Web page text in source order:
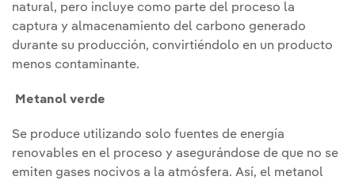
natural, pero incluye como parte del proceso la
captura y almacenamiento del carbono generado
durante su producción, convirtiéndolo en un producto
menos contaminante.
Metanol verde
Se produce utilizando solo fuentes de energía
renovables en el proceso y asegurándose de que no se
emiten gases nocivos a la atmósfera. Así, el metanol